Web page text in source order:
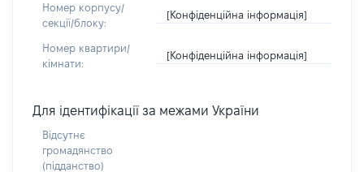
Номер корпусу/
секції/блоку:
[Конфіденційна інформація]
Номер квартири/
кімнати:
[Конфіденційна інформація]
Для ідентифікації за межами України
Відсутнє
громадянство
(підданство)